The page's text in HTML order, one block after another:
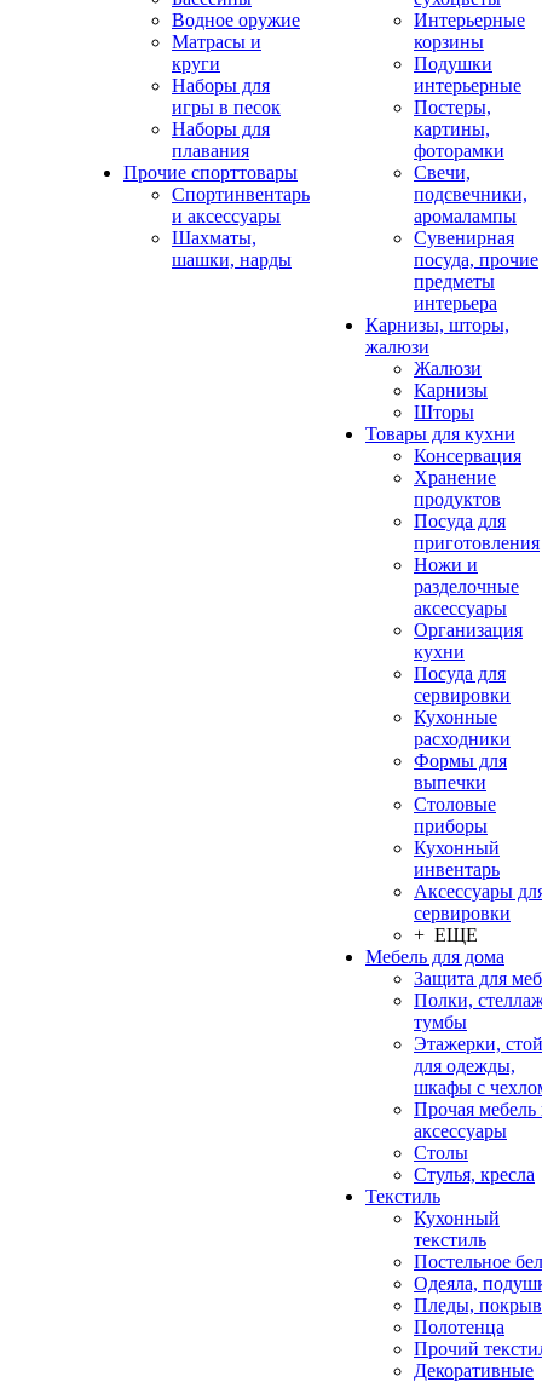
Водное оружие
Матрасы и
круги
Наборы для
игры в песок
Наборы для
плавания
Прочие спорттовары
Спортинвентарь
и аксессуары
Шахматы,
шашки, нарды
Интерьерные
корзины
Подушки
интерьерные
Постеры,
картины,
фоторамки
Свечи,
подсвечники,
аромалампы
Сувенирная
посуда, прочие
предметы
интерьера
Карнизы, шторы,
жалюзи
Жалюзи
Карнизы
Шторы
Товары для кухни
Консервация
Хранение
продуктов
Посуда для
приготовления
Ножи и
разделочные
аксессуары
Организация
кухни
Посуда для
сервировки
Кухонные
расходники
Формы для
выпечки
Столовые
приборы
Кухонный
инвентарь
Аксессуары
сервировки
+ ЕЩЕ
Мебель для дома
Защита для
Полки,
тумбы
Этажерки,
для одежды,
шкафы с
Прочая мебель
аксессуары
Столы
Стулья, кресла
Текстиль
Кухонный
текстиль
Постельное
Одеяла,
Пледы,
Полотенца
Прочий
Декоративные